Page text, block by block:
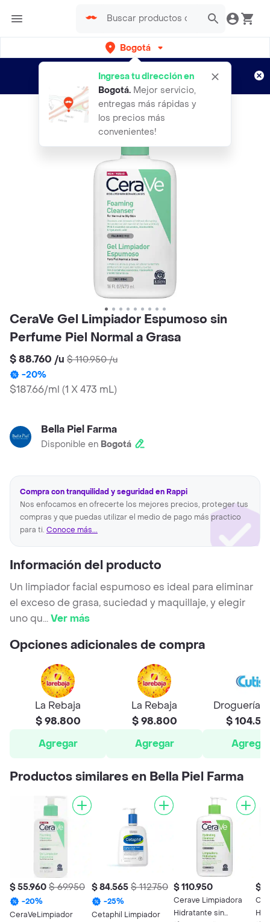
Bogotá
Ingresa tu dirección en
Bogotá. Mejor servicio,
entregas más rápidas y
los precios más
convenientes!
envíos gratis por semanas
Aplican TyC
CeraVe Gel Limpiador Espumoso sin
Perfume Piel Normal a Grasa
$ 88.760 /u $ 110.950/u
-20%
$187.66/ml (1 X 473 mL)
Bella Piel Farma
Disponible en Bogotá
Compra con tranquilidad y seguridad en Rappi
Nos enfocamos en ofrecerte los mejores precios, proteger tus
compras y que puedas utilizar el medio de pago más practico
para ti. Conoce más...
Información del producto
Un limpiador facial espumoso es ideal para eliminar
el exceso de grasa, suciedad y maquillaje, y elegir
uno qu...Ver más
Opciones adicionales de compra
La Rebaja
$ 98.800
Agregar
La Rebaja
$ 98.800
Agregar
Droguería
$
Agregar
Productos similares en Bella Piel Farma
$ 55.960 $ 69.950
-20%
CeraVeLimpiador
$ 84.565 $ 112.750
-25%
Cetaphil Limpiador
$ 110.950
Cerave Limpiadora
Hidratante sin
$